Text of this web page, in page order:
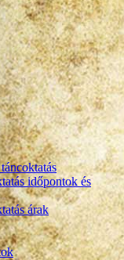
időpontok és
árak